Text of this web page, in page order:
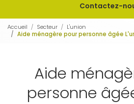
Contactez-
Accueil Secteur
L'union
Aide ménagère pour personne âgée
Aide
personne